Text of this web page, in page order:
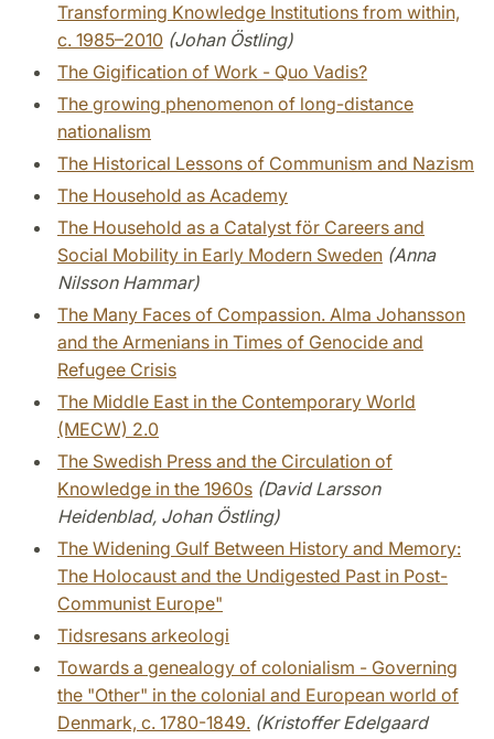
Transforming Knowledge Institutions from within,
c. 1985–2010 (Johan Östling)
The Gigification of Work - Quo Vadis?
The growing phenomenon of long-distance
nationalism
The Historical Lessons of Communism and Nazism
The Household as Academy
The Household as a Catalyst för Careers and
Social Mobility in Early Modern Sweden (Anna
Nilsson Hammar)
The Many Faces of Compassion. Alma Johansson
and the Armenians in Times of Genocide and
Refugee Crisis
The Middle East in the Contemporary World
(MECW) 2.0
The Swedish Press and the Circulation of
Knowledge in the 1960s (David Larsson
Heidenblad, Johan Östling)
The Widening Gulf Between History and Memory:
The Holocaust and the Undigested Past in Post-
Communist Europe"
Tidsresans arkeologi
Towards a genealogy of colonialism - Governing
the "Other" in the colonial and European world of
Denmark, c. 1780-1849. (Kristoffer Edelgaard